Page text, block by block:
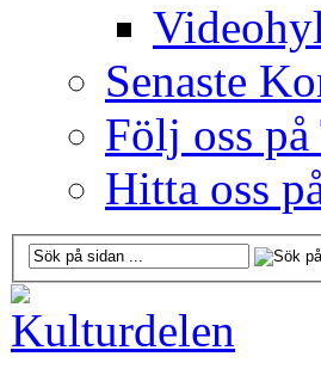
Senaste
Följ oss
Hitta oss